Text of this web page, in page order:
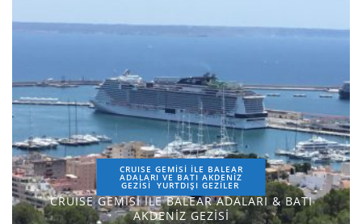
CRUISE GEMİSİ İLE BALEAR
ADALARI VE BATI AKDENİZ
GEZİSİ YURTDIŞI GEZILER
CRUISE GEMİSİ İLE BALEAR ADALARI & BATI
AKDENİZ GEZİSİ